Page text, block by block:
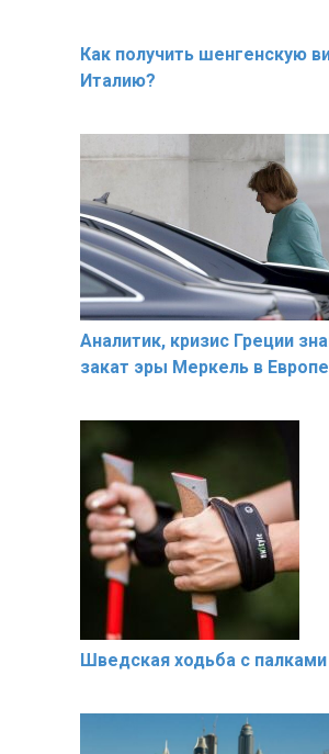
Как получить шенгенскую
Италию?
Аналитик, кризис Греции
закат эры Меркель в Европе
Шведская ходьба с палками